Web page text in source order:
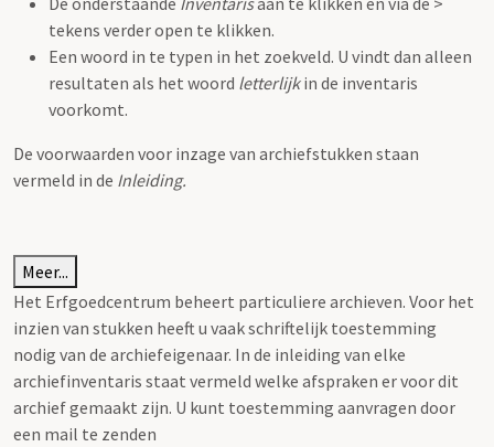
tekens verder open te klikken.
Een woord in te typen in het zoekveld. U vindt dan alleen
resultaten als het woord letterlijkin de inventaris
voorkomt.
De voorwaarden voor inzage van archiefstukken staan
vermeld in de Inleiding.
Meer...
Het Erfgoedcentrum beheert particuliere archieven. Voor het
inzien van stukken heeft u vaak schriftelijk toestemming
nodig van de archiefeigenaar. In de inleiding van elke
archiefinventaris staat vermeld welke afspraken er voor dit
archief gemaakt zijn. U kunt toestemming aanvragen door
een mail te zenden